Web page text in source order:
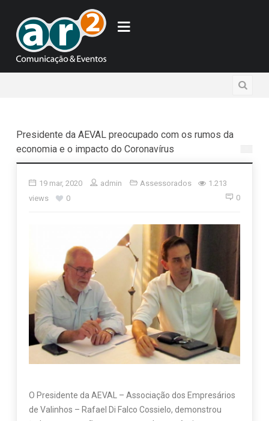
Presidente da AEVAL preocupado com os rumos da
economia e o impacto do Coronavírus
19 mar, 2020 admin Assessorados
1.213
views
0 0
O Presidente da AEVAL – Associação dos Empresários
de Valinhos – Rafael Di Falco Cossielo, demonstrou